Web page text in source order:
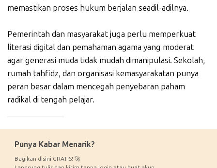
memastikan proses hukum berjalan seadil-adilnya.
Pemerintah dan masyarakat juga perlu memperkuat
literasi digital dan pemahaman agama yang moderat
agar generasi muda tidak mudah dimanipulasi. Sekolah,
rumah tahfidz, dan organisasi kemasyarakatan punya
peran besar dalam mencegah penyebaran paham
radikal di tengah pelajar.
Punya Kabar Menarik?
Bagikan disini GRATIS! 🚀